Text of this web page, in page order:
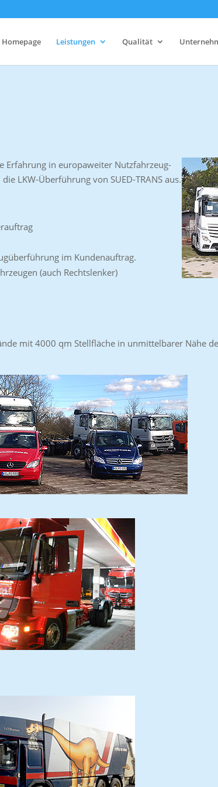
Homepage Leistungen Qualität
Erfahrung in europaweiter Nutzfahrzeug-
LKW-Überführung von SUED-TRANS aus.
im Kundenauftrag.
(auch Rechtslenker)
mit 4000 qm Stellfläche in unmittelbarer Nähe